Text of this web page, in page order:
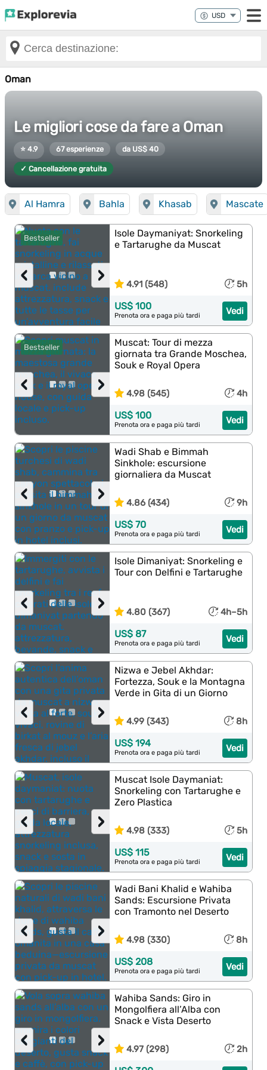
Oman
Le migliori cose da fare a Oman
⭐ 4.9 67 esperienze da US$ 40
✓ Cancellazione gratuita
Al Hamra Bahla Khasab Mascate
Bestseller
›
‹
Isole Daymaniyat: Snorkeling
e Tartarughe da Muscat
4.91 (548) 5h
Vedi
US$ 100
Prenota ora e paga più tardi
Bestseller
›
‹
Muscat: Tour di mezza
giornata tra Grande Moschea,
Souk e Royal Opera
4.98 (545) 4h
Vedi
US$ 100
Prenota ora e paga più tardi
›
‹
Wadi Shab e Bimmah
Sinkhole: escursione
giornaliera da Muscat
4.86 (434) 9h
Vedi
US$ 70
Prenota ora e paga più tardi
›
‹
Isole Dimaniyat: Snorkeling e
Tour con Delfini e Tartarughe
4.80 (367) 4h–5h
Vedi
US$ 87
Prenota ora e paga più tardi
›
‹
Nizwa e Jebel Akhdar:
Fortezza, Souk e la Montagna
Verde in Gita di un Giorno
4.99 (343) 8h
Vedi
US$ 194
Prenota ora e paga più tardi
›
‹
Muscat Isole Daymaniat:
Snorkeling con Tartarughe e
Zero Plastica
4.98 (333) 5h
Vedi
US$ 115
Prenota ora e paga più tardi
›
‹
Wadi Bani Khalid e Wahiba
Sands: Escursione Privata
con Tramonto nel Deserto
4.98 (330) 8h
Vedi
US$ 208
Prenota ora e paga più tardi
›
‹
Wahiba Sands: Giro in
Mongolfiera all’Alba con
Snack e Vista Deserto
4.97 (298) 2h